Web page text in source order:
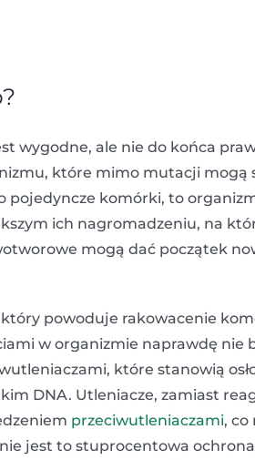
wygodne, ale nie do końca
które mimo mutacji mogą
pojedyncze komórki, to
ich nagromadzeniu, na
mogą dać początek
powoduje rakowacenie
w organizmie naprawdę nie
które stanowią
DNA. Utleniacze, zamiast
przeciwutleniaczami, co
jest to stuprocentowa